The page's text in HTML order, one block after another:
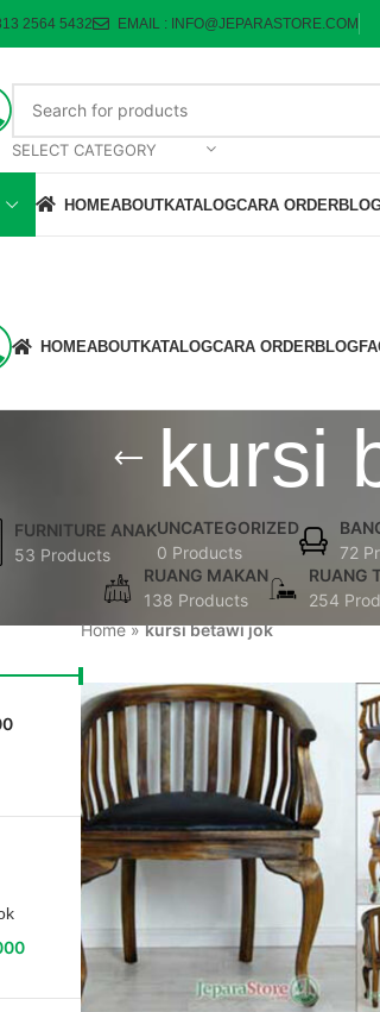
2564 5432 EMAIL : INFO@JEPARASTORE.COM
SELECT CATEGORY
HOMEABOUTKATALOGCARA ORDER
HOMEABOUTKATALOGCARA ORDERBLOG
kursi
FURNITURE ANAK
53 Products
UNCATEGORIZED
0 Products
72
RUANG MAKAN
138 Products
RUANG
254
Home»kursi betawi jok